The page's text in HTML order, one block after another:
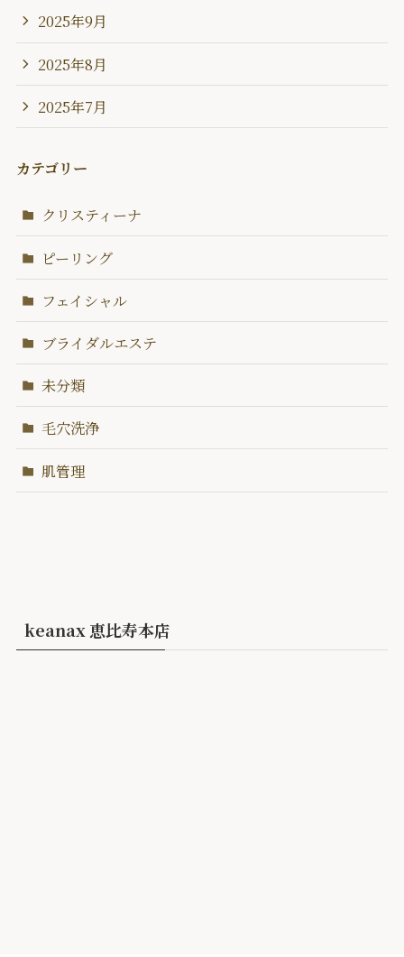
2025年9月
2025年8月
2025年7月
カテゴリー
クリスティーナ
ピーリング
フェイシャル
ブライダルエステ
未分類
毛穴洗浄
肌管理
keanax 恵比寿本店